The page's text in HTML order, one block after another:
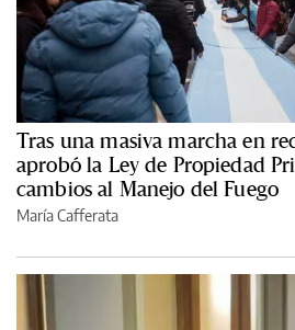
Tras una masiva marcha en
aprobó la Ley de Propiedad
cambios al Manejo del Fuego
María Cafferata